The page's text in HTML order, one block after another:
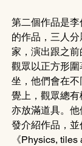
第二個作品是
的作品，三人
家，演出跟之
觀眾以正方形
坐，他們會在
覺上，觀眾總
亦放滿道具。
發介紹作品，
《Physics,